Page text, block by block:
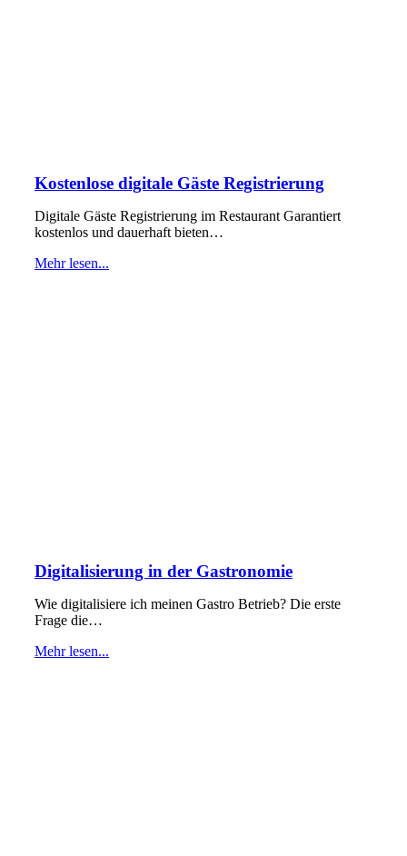
Kostenlose digitale Gäste Registrierung
Digitale Gäste Registrierung im Restaurant Garantiert
kostenlos und dauerhaft bieten…
Mehr lesen...
Digitalisierung in der Gastronomie
Wie digitalisiere ich meinen Gastro Betrieb? Die erste
Frage die…
Mehr lesen...